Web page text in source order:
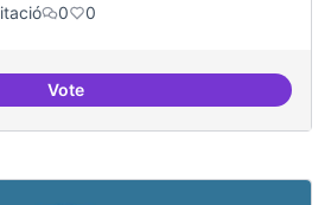
0 0
VoteEspai on la gent expressi i